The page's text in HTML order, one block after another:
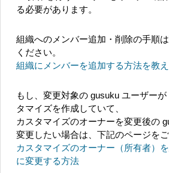
る必要があります。
組織へのメンバー追加・削除の手順
ください。
組織にメンバーを追加する方法を教
もし、変更対象の gusuku ユーザー
タマイズを作成していて、
カスタマイズのオーナーを変更後の
変更したい場合は、下記のページをご
カスタマイズのオーナー（所有者）
に変更する方法